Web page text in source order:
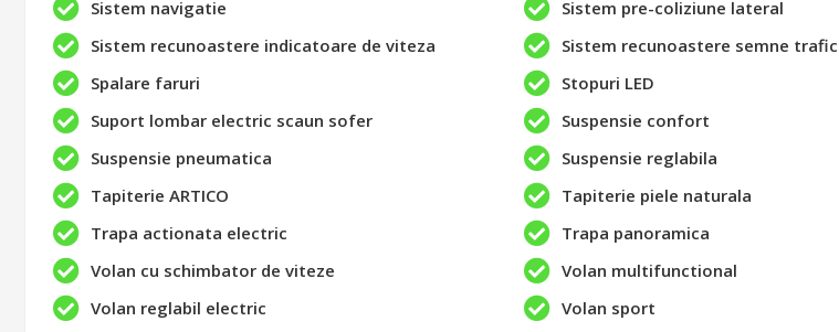
Sistem navigatie
Sistem pre-coliziune lateral
Sistem recunoastere indicatoare de viteza
Sistem recunoastere semne trafic
Spalare faruri
Stopuri LED
Suport lombar electric scaun sofer
Suspensie confort
Suspensie pneumatica
Suspensie reglabila
Tapiterie ARTICO
Tapiterie piele naturala
Trapa actionata electric
Trapa panoramica
Volan cu schimbator de viteze
Volan multifunctional
Volan reglabil electric
Volan sport